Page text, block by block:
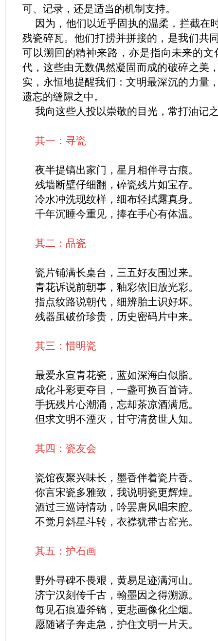
可、记录，还是适当的机制支持。
因为，他们以近乎固执的温柔，拦截在
残瓷碎瓦。他们打捞并拼接的，是我们共
可以溯回的精神来路，亦是指向未来的
代，这些由无数偶然凝固而成的破碎之美
实，永恒地提醒我们：文明最深沉的力量
遗忘的缝隙之中。
我向这些人投以崇敬的目光，常打油记
其一：寻瓷
夜半提镐出家门，星月相伴寻古痕。
残墙断壁仔细翻，碎瓷残片如宝存。
冷水冲洗现纹样，细布轻拭露真身。
千年沉睡今重见，捧在手心有体温。
其二：品瓷
瓷片铺满长桌台，三五好友围过来。
青花诉说前朝事，釉彩依旧放光彩。
指点纹路说朝代，细辨胎土识好坏。
残器虽破价珍贵，历史密码片中来。
其三：惜明瓷
最爱永宣青花瓷，蓝如深海白似脂。
成化斗彩更夺目，一盏可换百首诗。
手抚残片心潮涌，忘却茶凉酒满卮。
但求文明不湮灭，甘守清贫世人知。
其四：瓷友会
瓷馆夜聚兴味长，墨香伴着瓷片香。
你言宋瓷多雅致，我说明瓷更辉煌。
酒过三巡诗情动，吟罢唐风唱宋腔。
不觉月斜星斗转，衣襟犹带古窑光。
其五：护石画
野外寻碑不畏艰，黄易足迹满河山。
济宁汉刻传千古，翰墨因之得溯源。
每见石痕遭斧镐，更悲画像化尘烟。
愿随诸子奔走急，护住文明一片天。